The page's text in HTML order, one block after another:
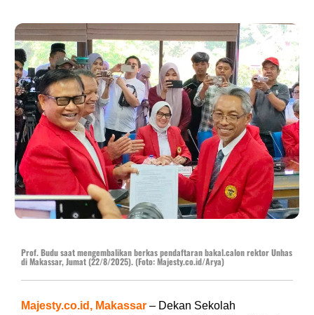
Prof. Budu saat mengembalikan berkas pendaftaran bakal.calon rektor Unhas
di Makassar, Jumat (22/8/2025). (Foto: Majesty.co.id/Arya)
Majesty.co.id, Makassar – Dekan Sekolah